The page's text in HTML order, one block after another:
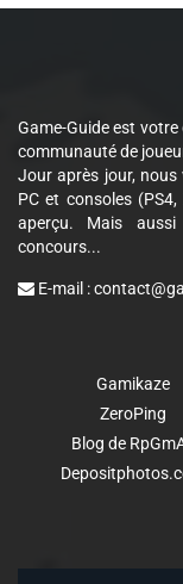
Game-Guide est
communauté de
Jour après jour,
PC et consoles
aperçu. Mais
concours...
E-mail :
Gamikaze
ZeroPing
Blog de